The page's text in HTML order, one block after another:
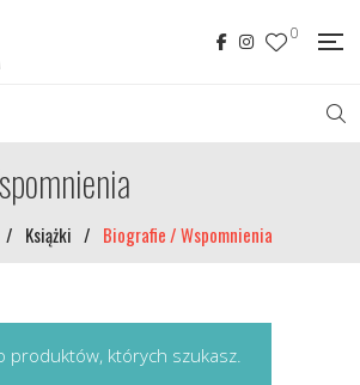
0
/ Książki / Biografie / Wspomnienia
produktów, których szukasz.